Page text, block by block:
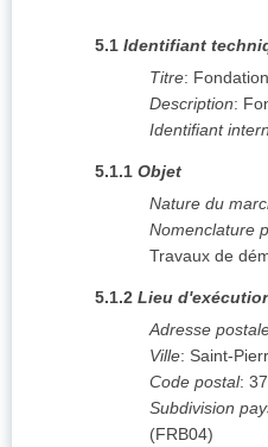
5.1 Identifiant
Titre:
Description:
Identifiant
5.1.1 Objet
Nature du
Nomenclature
Travaux de
5.1.2 Lieu
Adresse
Ville: Saint-
Code postal:
Subdivision
(FRB04)